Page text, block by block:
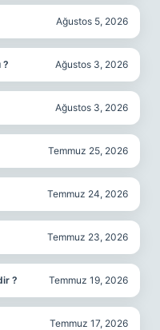
Ağustos 5, 2026
? Ağustos 3, 2026
Ağustos 3, 2026
Temmuz 25, 2026
Temmuz 24, 2026
Temmuz 23, 2026
? Temmuz 19, 2026
Temmuz 17, 2026